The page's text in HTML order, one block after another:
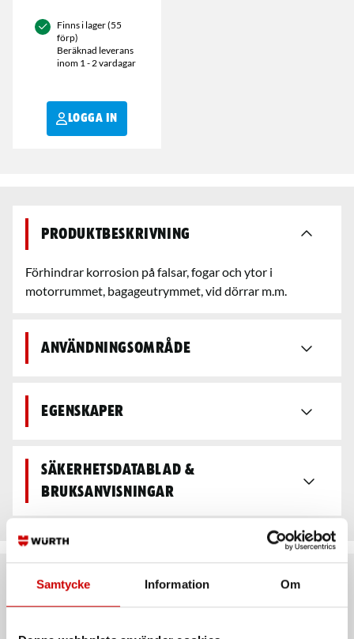
Samtycke Information Om
Finns i lager (55
förp)
Beräknad leverans
inom 1 - 2 vardagar
LOGGA IN
Produktbeskrivning
Förhindrar korrosion på falsar, fogar och ytor i
motorrummet, bagageutrymmet, vid dörrar m.m.
Användningsområde
Egenskaper
Säkerhetsdatablad &
bruksanvisningar
Rekommenderat baserat på vald produkt